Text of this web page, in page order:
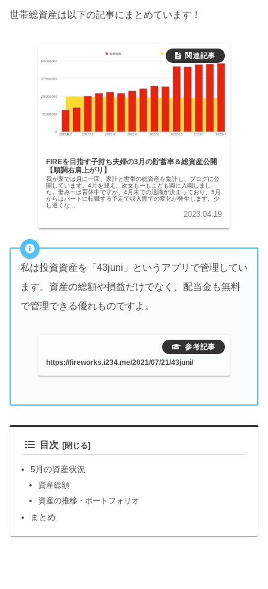
世帯総資産は以下の記事にまとめています！
FIREを目指す子持ち夫婦の3月の貯蓄率＆総資産公開
【順調右肩上がり】
我が家では月に一回、家計と世帯の総資産を集計し、ブログに公
開しています。4月を迎え、次女もーもこども園に入園しまし
た。妻みーは育休中ですが、4月末での退職が決まっており、5月
からはパートに転職する予定で収入面での変化が発生します。少
し遅くな...
2023.04.19
私は投資資産を「43juni」というアプリで管理してい
ます。資産の総額や損益だけでなく、配当金も無料
で管理できる優れものですよ。
https://fireworks.i234.me/2021/07/21/43juni/
目次
5月の資産状況
資産総額
資産の推移・ポートフォリオ
まとめ